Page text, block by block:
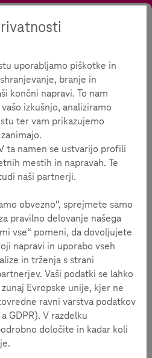
Tražiti Kontrast
Net-prijatelji
i uči ih da prepoznaju,
nasilje na internetu.
sprovedeno u okviru
online, pokazalo je da 79%
koristi internet u Crnoj Gori i
pametnog telefona. Djeca ovog
vještine i najviše potrebe
ih je izjavila da se ne osjeća
ne zna šta da radi kada se neko
na način koji im se ne
uporabljamo piškotke in
branje in
končni napravi. To nam
izkušnjo, analiziramo
ter vam prikazujemo
ta namen se ustvarijo profili
mestih in napravah. Te
naši partnerji.
obvezno“, sprejmete samo
pravilno delovanje našega
vse“ pomeni, da dovoljujete
napravi in uporabo vseh
in trženja s strani
Vaši podatki se lahko
Evropske unije, kjer ne
ravni varstva podatkov
GDPR). V razdelku
določite in kadar koli